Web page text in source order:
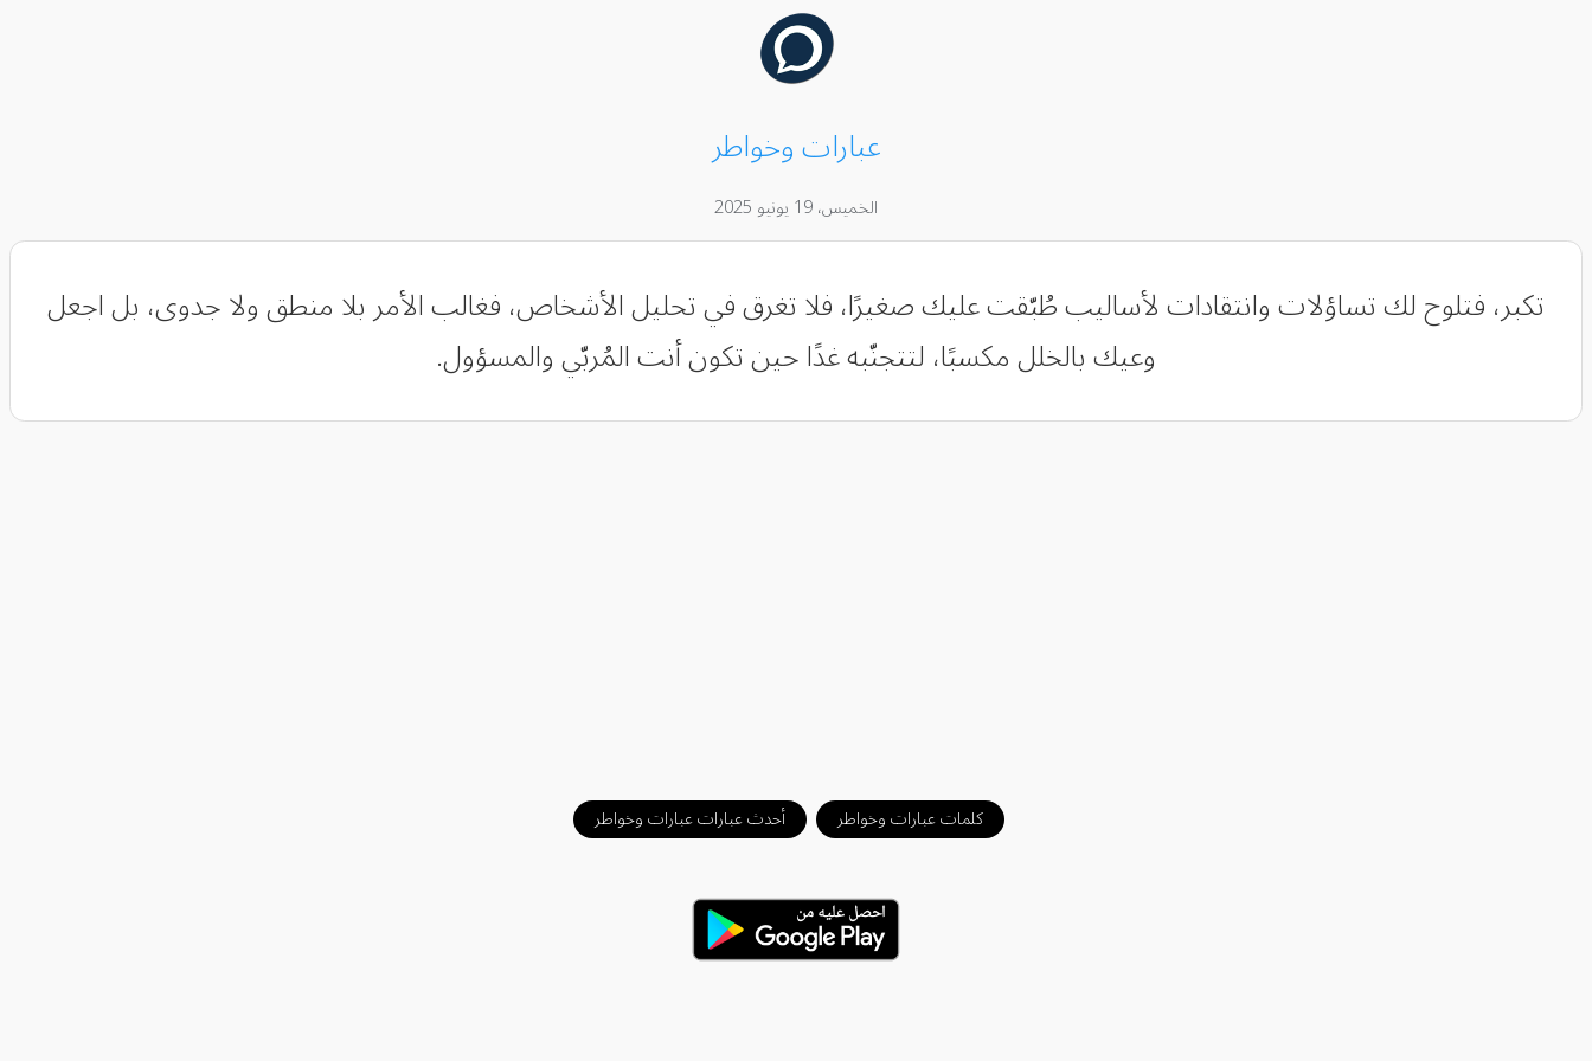
عبارات وخواطر
الخميس، 19 يونيو 2025
‏تكبر، فتلوح لك تساؤلات وانتقادات لأساليب طُبّقت عليك صغيرًا، فلا تغرق في تحليل الأشخاص، فغالب الأمر بلا منطق ولا جدوى، بل اجعل
وعيك بالخلل مكسبًا، لتتجنّبه غدًا حين تكون أنت المُربّي والمسؤول.
كلمات عبارات وخواطر أحدث عبارات عبارات وخواطر